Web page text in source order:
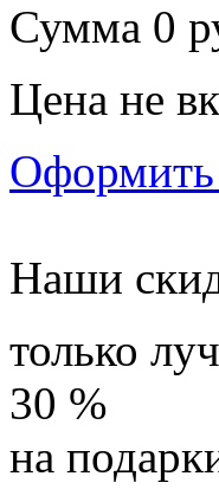
Сумма 0
Цена не
Оформить
Наши
только
30 %
на